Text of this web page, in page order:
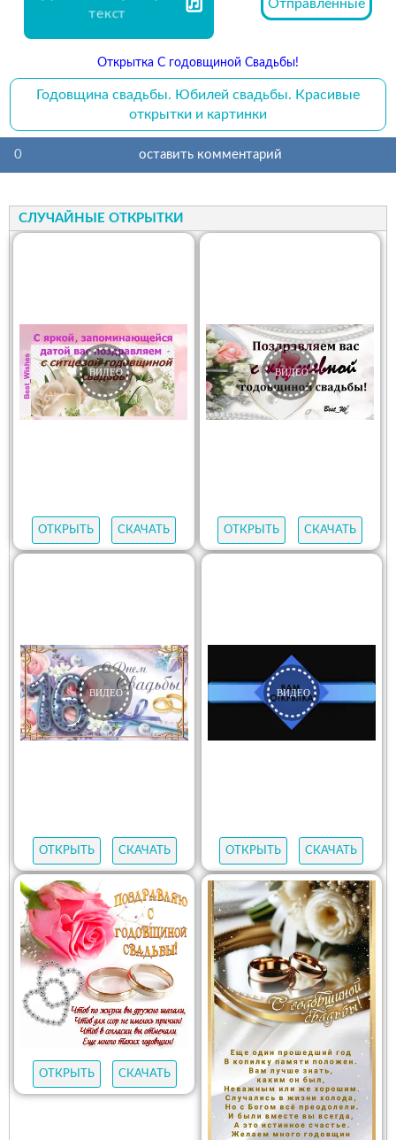
текст
Отправленные
Открытка С годовщиной Свадьбы!
Годовщина свадьбы. Юбилей свадьбы. Красивые
открытки и картинки
0 оставить комментарий
СЛУЧАЙНЫЕ ОТКРЫТКИ
ОТКРЫТЬ СКАЧАТЬ ОТКРЫТЬ СКАЧАТЬ
ОТКРЫТЬ СКАЧАТЬ ОТКРЫТЬ СКАЧАТЬ
ОТКРЫТЬ СКАЧАТЬ